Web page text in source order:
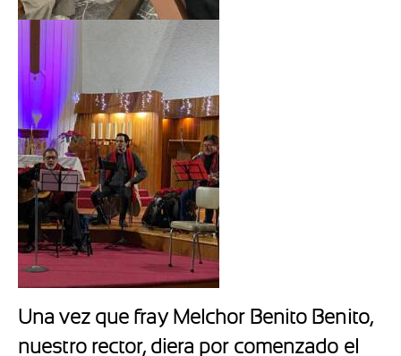
Una vez que fray Melchor Benito Benito,
nuestro rector, diera por comenzado el